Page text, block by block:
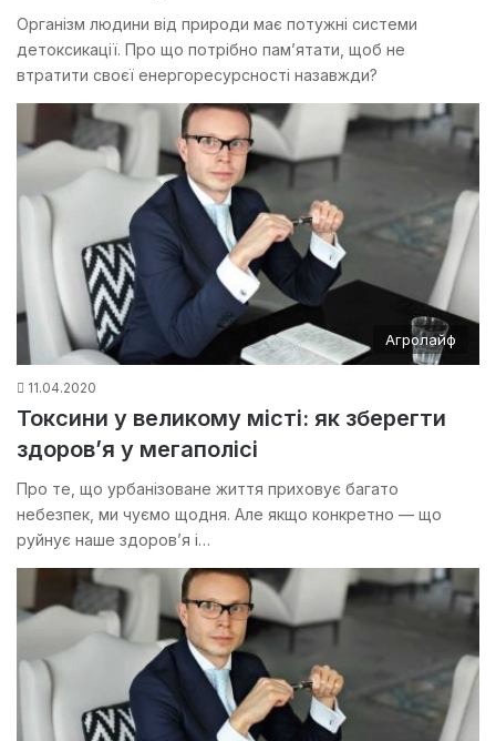
Організм людини від природи має потужні системи
детоксикації. Про що потрібно пам’ятати, щоб не
втратити своєї енергоресурсності назавжди?
Агролайф
11.04.2020
Токсини у великому місті: як зберегти
здоров’я у мегаполісі
Про те, що урбанізоване життя приховує багато
небезпек, ми чуємо щодня. Але якщо конкретно — що
руйнує наше здоров’я і…